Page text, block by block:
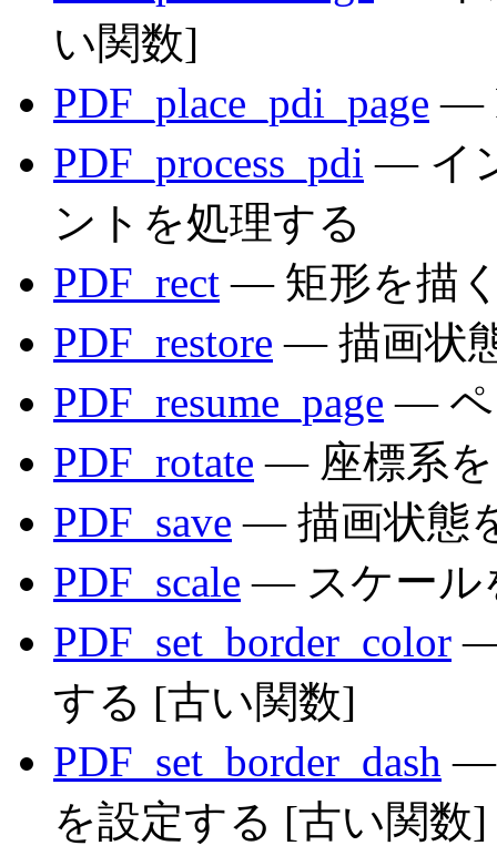
い関数]
PDF_place_pdi_page —
PDF_process_pdi — イ
ントを処理する
PDF_rect — 矩形を描
PDF_restore — 描画状
PDF_resume_page — ペ
PDF_rotate — 座標系
PDF_save — 描画状態
PDF_scale — スケール
PDF_set_border_color —
する [古い関数]
PDF_set_border_dash —
を設定する [古い関数]